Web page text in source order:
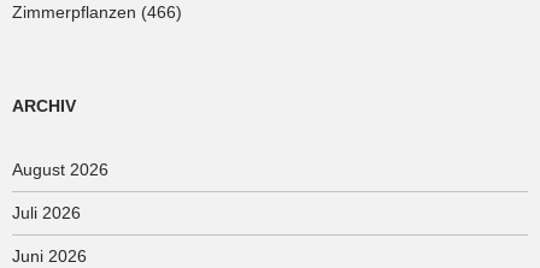
Zimmerpflanzen (466)
ARCHIV
August 2026
Juli 2026
Juni 2026